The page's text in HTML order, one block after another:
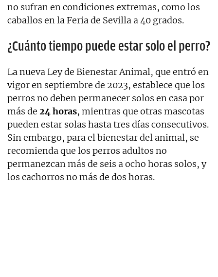
no sufran en condiciones extremas, como los
caballos en la Feria de Sevilla a 40 grados.
¿Cuánto tiempo puede estar solo el perro?
La nueva Ley de Bienestar Animal, que entró en
vigor en septiembre de 2023, establece que los
perros no deben permanecer solos en casa por
más de 24 horas, mientras que otras mascotas
pueden estar solas hasta tres días consecutivos.
Sin embargo, para el bienestar del animal, se
recomienda que los perros adultos no
permanezcan más de seis a ocho horas solos, y
los cachorros no más de dos horas.